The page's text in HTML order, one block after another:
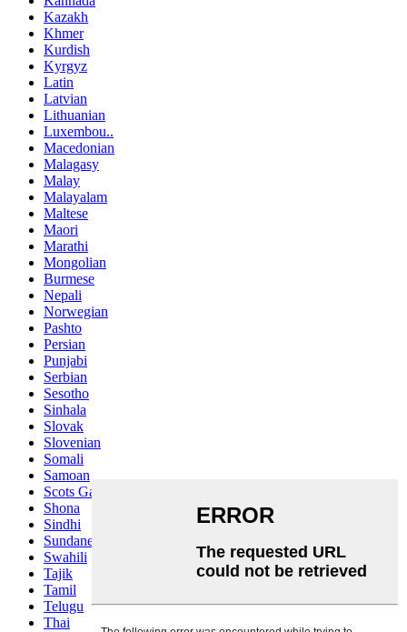
Kazakh
Khmer
Kurdish
Kyrgyz
Latin
Latvian
Lithuanian
Luxembou..
Macedonian
Malagasy
Malay
Malayalam
Maltese
Maori
Marathi
Mongolian
Burmese
Nepali
Norwegian
Pashto
Persian
Punjabi
Serbian
Sesotho
Sinhala
Slovak
Slovenian
Somali
Samoan
Scots Gaelic
Shona
Sindhi
Sundanese
Swahili
Tajik
Tamil
Telugu
Thai